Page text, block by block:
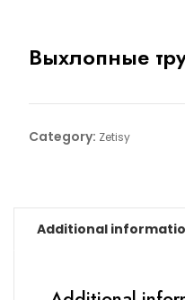
Выхлопные
Category: Zetisy
Additional